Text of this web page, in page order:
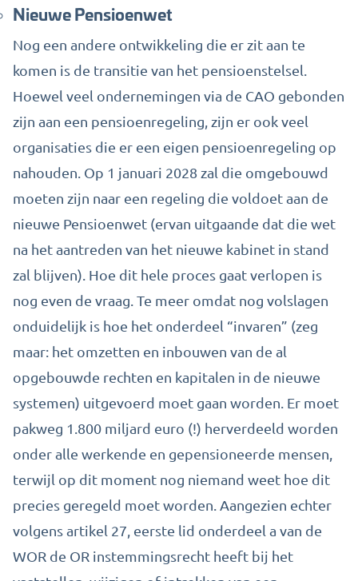
Nieuwe Pensioenwet
Nog een andere ontwikkeling die er zit aan te
komen is de transitie van het pensioenstelsel.
Hoewel veel ondernemingen via de CAO gebonden
zijn aan een pensioenregeling, zijn er ook veel
organisaties die er een eigen pensioenregeling op
nahouden. Op 1 januari 2028 zal die omgebouwd
moeten zijn naar een regeling die voldoet aan de
nieuwe Pensioenwet (ervan uitgaande dat die wet
na het aantreden van het nieuwe kabinet in stand
zal blijven). Hoe dit hele proces gaat verlopen is
nog even de vraag. Te meer omdat nog volslagen
onduidelijk is hoe het onderdeel “invaren” (zeg
maar: het omzetten en inbouwen van de al
opgebouwde rechten en kapitalen in de nieuwe
systemen) uitgevoerd moet gaan worden. Er moet
pakweg 1.800 miljard euro (!) herverdeeld worden
onder alle werkende en gepensioneerde mensen,
terwijl op dit moment nog niemand weet hoe dit
precies geregeld moet worden. Aangezien echter
volgens artikel 27, eerste lid onderdeel a van de
WOR de OR instemmingsrecht heeft bij het